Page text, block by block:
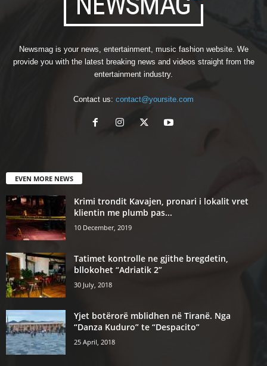
Newsmag is your news, entertainment, music fashion website. We
provide you with the latest breaking news and videos straight from the
entertainment industry.
Contact us: contact@yoursite.com
EVEN MORE NEWS
Krimi trondit Kavajen, pronari i lokalit vret
klientin me plumb pas...
10 December, 2019
Tatimet kontrolle ne gjithe bregdetin,
bllokohet “Adriatik 2”
30 July, 2018
Yjet botërorë mblidhen në Tiranë. Nga
“Danza Kuduro” te “Despacito”
25 April, 2018